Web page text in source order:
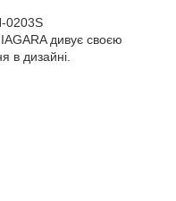
0203S
дивує своєю
в дизайні.